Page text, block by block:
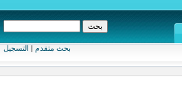
بحث متقدم | التسجيل